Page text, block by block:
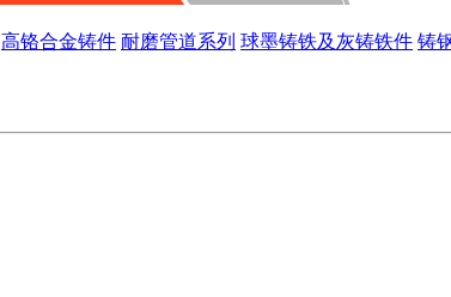
高铬合金铸件 耐磨管道系列 球墨铸铁及灰铸铁件 铸